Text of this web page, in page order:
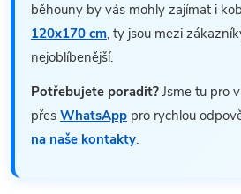
běhouny by vás mohly zajímat i
120x170 cm, ty jsou mezi
nejoblíbenější.
Potřebujete poradit? Jsme tu pro
přes WhatsApp pro rychlou
na naše kontakty.